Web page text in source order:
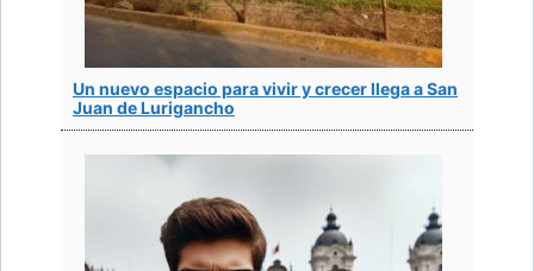
Un nuevo espacio para vivir y crecer llega a San
Juan de Lurigancho